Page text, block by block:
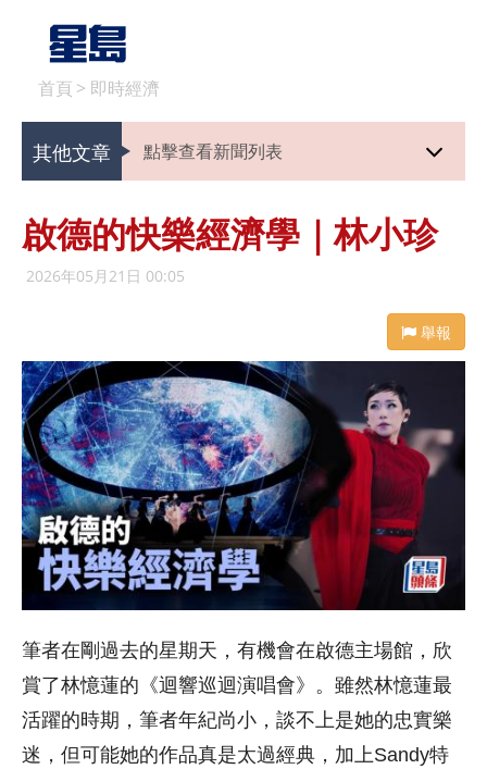
首頁 > 即時經濟
其他文章 點擊查看新聞列表
啟德的快樂經濟學｜林小珍
2026年05月21日 00:05
舉報
筆者在剛過去的星期天，有機會在啟德主場館，欣
賞了林憶蓮的《迴響巡迴演唱會》。雖然林憶蓮最
活躍的時期，筆者年紀尚小，談不上是她的忠實樂
迷，但可能她的作品真是太過經典，加上Sandy特